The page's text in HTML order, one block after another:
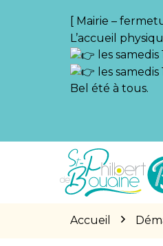
[ Mairie –
L’accueil
les
les
Bel été à tous.
Accueil